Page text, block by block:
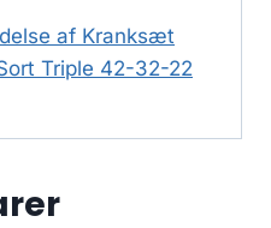
af Kranksæt
Triple 42-32-22